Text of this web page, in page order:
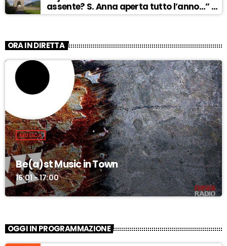
assente? S. Anna aperta tutto l’anno…” –
ASCOLTA
ORA IN DIRETTA
MUSICA
Be(a)st Music in Town
16:01 - 17:00
OGGI IN PROGRAMMAZIONE